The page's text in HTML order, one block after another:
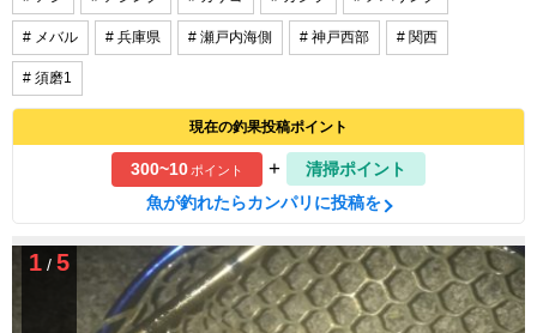
# メバル # 兵庫県 # 瀬戸内海側 # 神戸西部 # 関西
# 須磨1
現在の釣果投稿ポイント
300~10ポイント +
清掃ポイント
魚が釣れたらカンパリに投稿を
1 / 5